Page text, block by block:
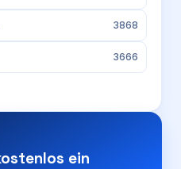
3868
3666
ein